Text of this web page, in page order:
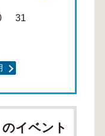
31
イベント